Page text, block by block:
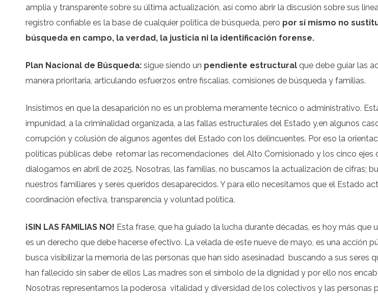
amplia y transparente sobre su última actualización, así como abrir la discusión sobre sus
registro confiable es la base de cualquier política de búsqueda, pero por sí mismo no
búsqueda en campo, la verdad, la justicia ni la identificación forense.
Plan Nacional de Búsqueda: sigue siendo un pendiente estructural que debe guiar las
manera prioritaria, articulando esfuerzos entre fiscalías, comisiones de búsqueda y familias.
Insistimos en que la desaparición no es un problema meramente técnico o administrativo.
impunidad, a la criminalidad organizada, a las fallas estructurales del Estado y,en algunos
corrupción y colusión de algunos agentes del Estado con los delincuentes. Por eso la
políticas públicas debe retomar las recomendaciones del Alto Comisionado y los cinco ejes
dialogamos en abril de 2025. Nosotras, las familias, no buscamos la actualización de cifras;
nuestros familiares y seres queridos desaparecidos. Y para ello necesitamos que el Estado
coordinación efectiva, transparencia y voluntad política.
¡SIN LAS FAMILIAS NO! Esta frase, que ha guiado la lucha durante décadas, es hoy más que
es un derecho que debe hacerse efectivo. La velada de este nueve de mayo, es una acción
busca visibilizar la memoria de las personas que han sido asesinadad buscando a sus seres
han fallecido sin saber de ellos Las madres son el símbolo de la dignidad y por ello nos
Nosotras representamos la poderosa vitalidad y diversidad de los colectivos y las personas